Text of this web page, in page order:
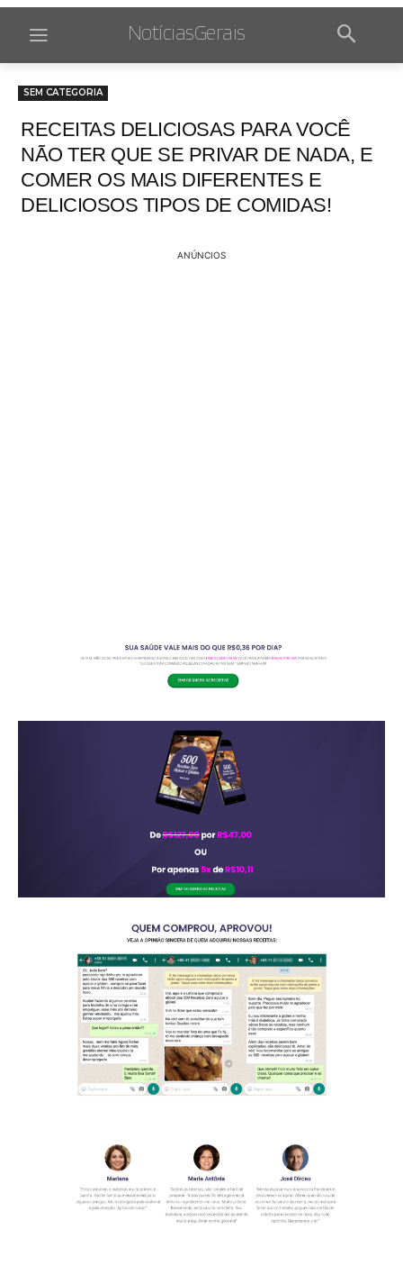
NotíciasGerais
SEM CATEGORIA
RECEITAS DELICIOSAS PARA VOCÊ
NÃO TER QUE SE PRIVAR DE NADA, E
COMER OS MAIS DIFERENTES E
DELICIOSOS TIPOS DE COMIDAS!
ANÚNCIOS